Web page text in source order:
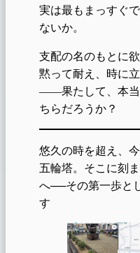
実は最もまっすぐ
ないか。
支配の名のもとに欲
黙って耐え、時に
――果たして、本当
ちらだろうか？
悠久の時を超え、
五輪塔。そこに刻
へ──その第一歩と
す